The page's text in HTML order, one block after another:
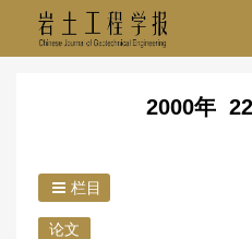
2000年
栏目
论文